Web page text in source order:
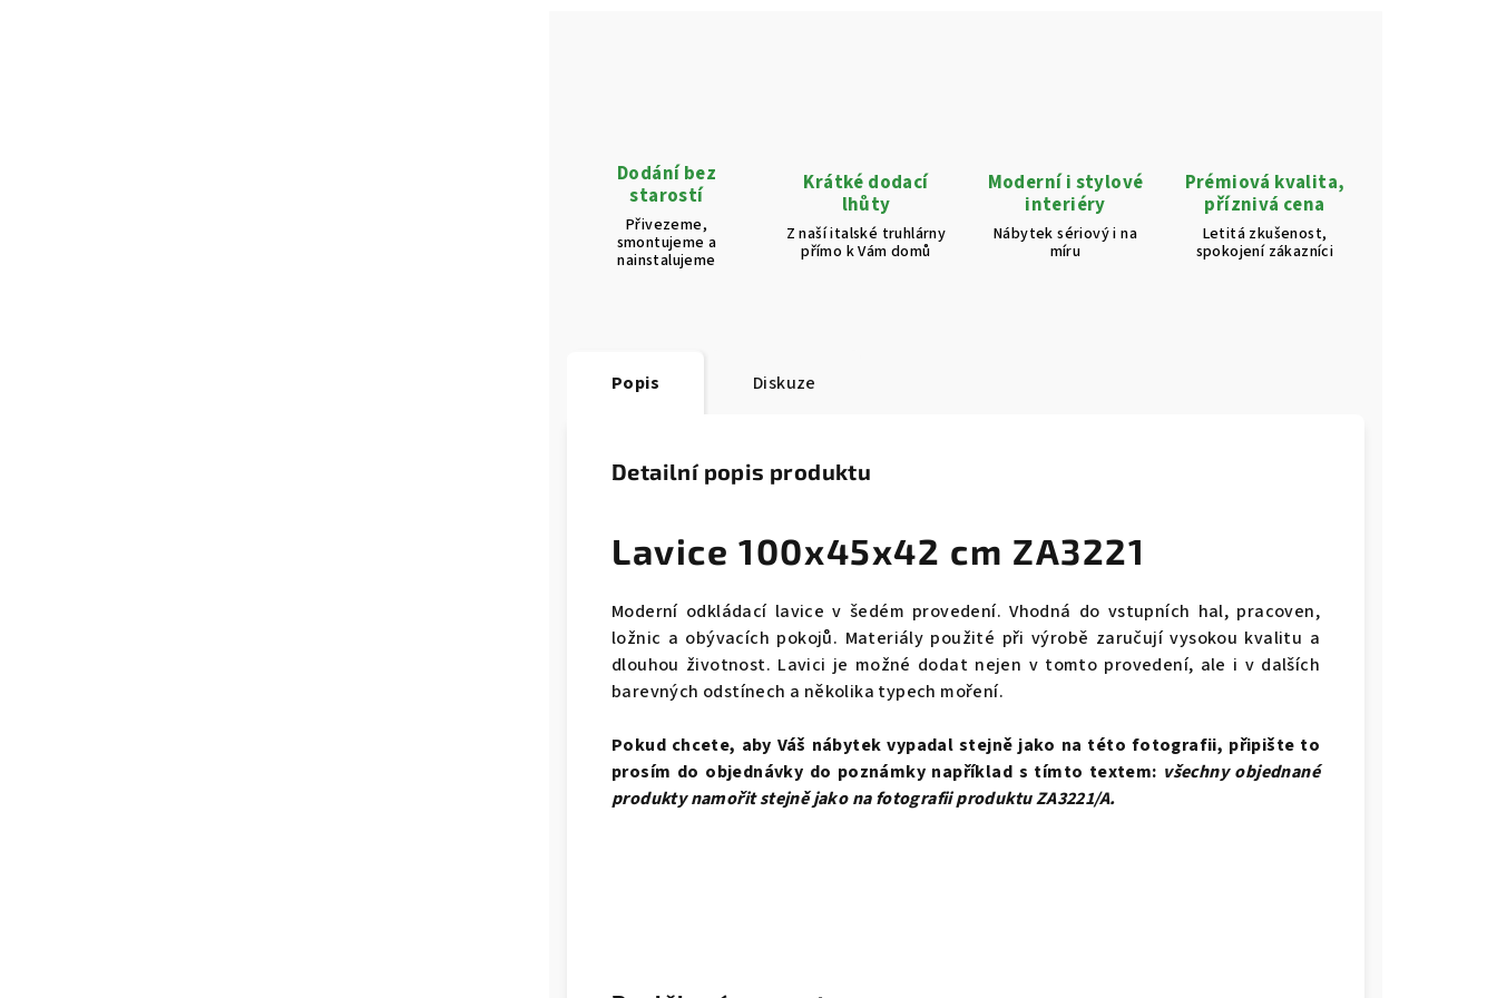
Dodání bez
starostí
Přivezeme,
smontujeme a
nainstalujeme
Krátké dodací
lhůty
Z naší italské truhlárny
přímo k Vám domů
Moderní i stylové
interiéry
Nábytek sériový i na
míru
Prémiová kvalita,
příznivá cena
Letitá zkušenost,
spokojení zákazníci
Popis Diskuze
Detailní popis produktu
Lavice 100x45x42 cm ZA3221
Moderní odkládací lavice v šedém provedení. Vhodná do vstupních hal, pracoven,
ložnic a obývacích pokojů. Materiály použité při výrobě zaručují vysokou kvalitu a
dlouhou životnost. Lavici je možné dodat nejen v tomto provedení, ale i v dalších
barevných odstínech a několika typech moření.
Pokud chcete, aby Váš nábytek vypadal stejně jako na této fotografii, připište to
prosím do objednávky do poznámky například s tímto textem: všechny objednané
produkty namořit stejně jako na fotografii produktu ZA3221/A.